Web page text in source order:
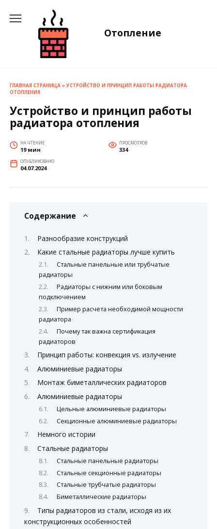
содержанию
Отопление
ГЛАВНАЯ СТРАНИЦА »УСТРОЙСТВО И ПРИНЦИП РАБОТЫ РАДИАТОРА
ОТОПЛЕНИЯ
Устройство и принцип работы
радиатора отопления
НА ЧТЕНИЕ
19 мин
ПРОСМОТРОВ
334
ОПУБЛИКОВАНО
04.07.2024
Содержание
Разнообразие конструкций
Какие стальные радиаторы лучше купить
Стальные панельные или трубчатые
радиаторы
Радиаторы с нижним или боковым
подключением
Пример расчета необходимой мощности
радиатора
Почему так важна сертификация
радиаторов
Принцип работы: конвекция vs. излучение
Алюминиевые радиаторы
Монтаж биметаллических радиаторов
Алюминиевые радиаторы
Цельные алюминиевые радиаторы
Секционные алюминиевые радиаторы
Немного истории
Стальные радиаторы
Стальные панельные радиаторы
Стальные секционные радиаторы
Стальные трубчатые радиаторы
Биметаллические радиаторы
Типы радиаторов из стали, исходя из их
конструкционных особенностей